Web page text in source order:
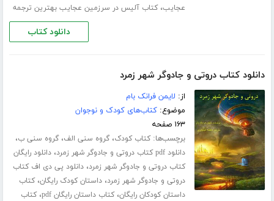
عجایب،کتاب آلیس در سرزمین عجایب بهترین ترجمه
دانلود کتاب
دانلود کتاب دروتی و جادوگر شهر زمرد
از: لایمن فرانک بام
موضوع:کتاب‌های کودک و نوجوان
۱۶۳ صفحه
برچسب‌ها:کتاب کودک،گروه سنی الف،گروه سنی ب،
دانلود pdf کتاب دروتی و جادوگر شهر زمرد ،دانلود رایگان
کتاب دروتی و جادوگر شهر زمرد،دانلود پی دی اف کتاب
دروتی و جادوگر شهر زمرد،داستان کودک رایگان،کتاب
داستان کودکان رایگان،کتاب داستان رایگان pdf ،کتاب